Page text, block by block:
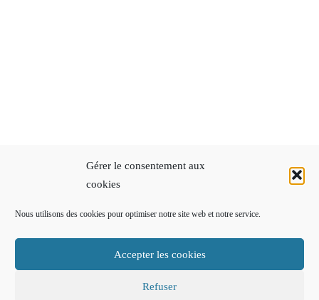
Gérer le consentement aux
cookies
Nous utilisons des cookies pour optimiser notre site web et notre service.
Accepter les cookies
Refuser